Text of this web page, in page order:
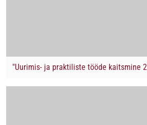
"Uurimis- ja praktiliste tööde kaitsmine